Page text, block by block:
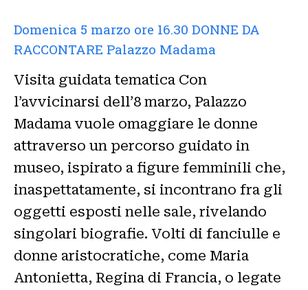
Domenica 5 marzo ore 16.30 DONNE DA
RACCONTARE Palazzo Madama
Visita guidata tematica Con
l’avvicinarsi dell’8 marzo, Palazzo
Madama vuole omaggiare le donne
attraverso un percorso guidato in
museo, ispirato a figure femminili che,
inaspettatamente, si incontrano fra gli
oggetti esposti nelle sale, rivelando
singolari biografie. Volti di fanciulle e
donne aristocratiche, come Maria
Antonietta, Regina di Francia, o legate